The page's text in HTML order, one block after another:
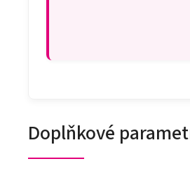
Doplňkové